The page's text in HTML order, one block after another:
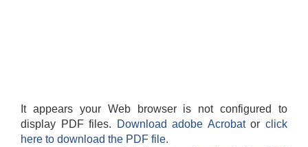
It appears your Web browser is not configured to
display PDF files.
Download adobe Acrobatorclick
here to download the PDF file.